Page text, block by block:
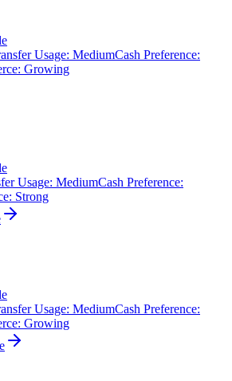
Usage: MediumCash Preference:
: Growing
Usage: MediumCash Preference:
: Strong
Usage: MediumCash Preference:
: Growing